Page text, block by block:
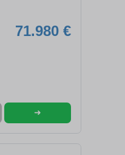
71.980 €
➜